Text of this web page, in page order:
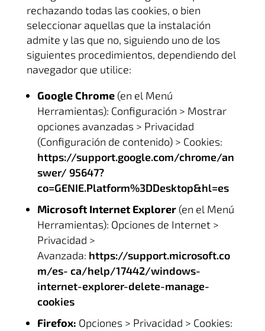
rechazando todas las cookies, o bien
seleccionar aquellas que la instalación
admite y las que no, siguiendo uno de los
siguientes procedimientos, dependiendo del
navegador que utilice:
Google Chrome(en el Menú
Herramientas): Configuración > Mostrar
opciones avanzadas > Privacidad
(Configuración de contenido) > Cookies:
https://support.google.com/chrome/an
swer/ 95647?
co=GENIE.Platform%3DDesktop&hl=es
Microsoft Internet Explorer(en el Menú
Herramientas): Opciones de Internet >
Privacidad >
Avanzada: https://support.microsoft.co
m/es- ca/help/17442/windows-
internet-explorer-delete-manage-
cookies
Firefox: Opciones > Privacidad > Cookies: